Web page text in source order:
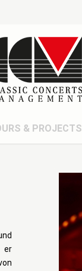
& PROJECTS
er